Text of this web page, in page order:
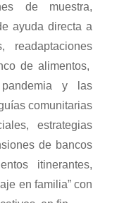
de muestra,
ayuda directa a
readaptaciones
de alimentos,
y las
comunitarias
estrategias
de bancos
itinerantes,
en familia” con